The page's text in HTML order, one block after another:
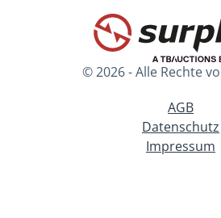
© 2026 - Alle Rechte
AGB
Datenschutz
Impressum